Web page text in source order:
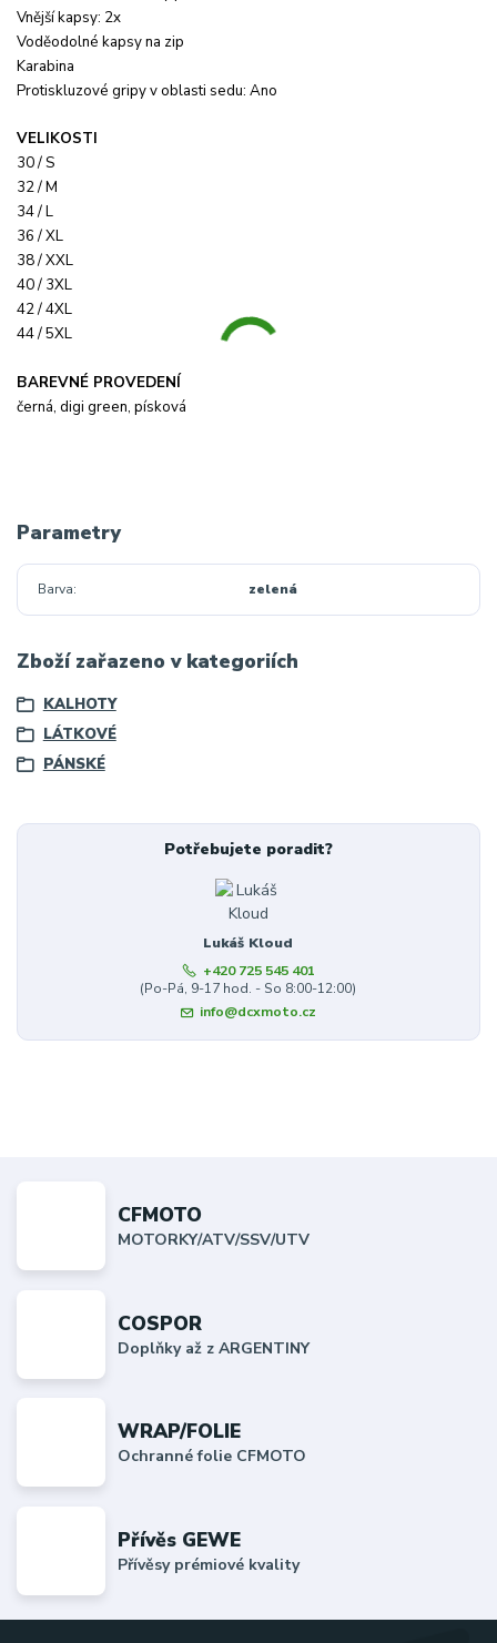
Vnější kapsy: 2x
Voděodolné kapsy na zip
Karabina
Protiskluzové gripy v oblasti sedu: Ano
VELIKOSTI
30 / S
32 / M
34 / L
36 / XL
38 / XXL
40 / 3XL
42 / 4XL
44 / 5XL
BAREVNÉ PROVEDENÍ
černá, digi green, písková
Parametry
Barva zelená
Zboží zařazeno v kategoriích
KALHOTY
LÁTKOVÉ
PÁNSKÉ
Potřebujete poradit?
Lukáš Kloud
+420 725 545 401
(Po-Pá, 9-17 hod. - So 8:00-12:00)
info@dcxmoto.cz
CFMOTO
MOTORKY/ATV/SSV/UTV
COSPOR
Doplňky až z ARGENTINY
WRAP/FOLIE
Ochranné folie CFMOTO
Přívěs GEWE
Přívěsy prémiové kvality